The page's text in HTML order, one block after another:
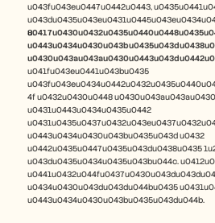
u043fu043eu0447u0442u0443,
u041fu043eu0441u043bu0435
4f u0432u0430u0448
u0431u0443u0434u0435u0442
u0443u0434u0430u043bu0435u043d u0432
u0442u0435u0447u0435u043du0438u0435
u043du0435u0434u0435u043bu044c.
u0434u0430u043du043du044bu0435
u0443u0434u0430u043bu0435u043du044b.